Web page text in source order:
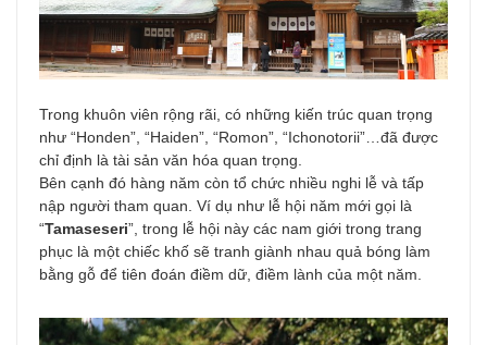
Trong khuôn viên rộng rãi, có những kiến trúc quan trọng
như “Honden”, “Haiden”, “Romon”, “Ichonotorii”…đã được
chỉ định là tài sản văn hóa quan trọng.
Bên cạnh đó hàng năm còn tổ chức nhiều nghi lễ và tấp
nập người tham quan. Ví dụ như lễ hội năm mới gọi là
“Tamaseseri”, trong lễ hội này các nam giới trong trang
phục là một chiếc khố sẽ tranh giành nhau quả bóng làm
bằng gỗ để tiên đoán điềm dữ, điềm lành của một năm.